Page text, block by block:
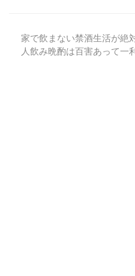
家で飲まない禁酒生活が絶
人飲み晩酌は百害あって一